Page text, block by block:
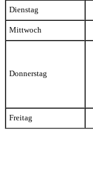
Dienstag
Mittwoch
Donnerstag
Freitag